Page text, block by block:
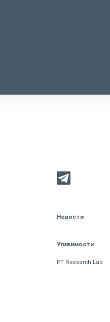
Новости
Уязвимости
PT Research Lab